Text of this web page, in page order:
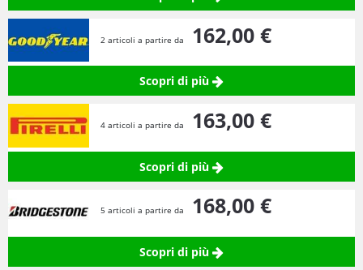
2 articoli a partire da 162,00 €
Scopri di più
4 articoli a partire da 163,00 €
Scopri di più
5 articoli a partire da 168,00 €
Scopri di più